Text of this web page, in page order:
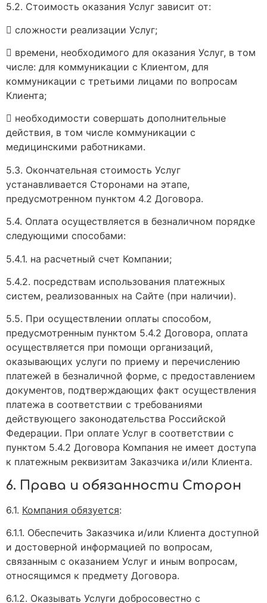
5.2. Стоимость оказания Услуг зависит от:
 сложности реализации Услуг;
 времени, необходимого для оказания Услуг, в том
числе: для коммуникации с Клиентом, для
коммуникации с третьими лицами по вопросам
Клиента;
 необходимости совершать дополнительные
действия, в том числе коммуникации с
медицинскими работниками.
5.3. Окончательная стоимость Услуг
устанавливается Сторонами на этапе,
предусмотренном пунктом 4.2 Договора.
5.4. Оплата осуществляется в безналичном порядке
следующими способами:
5.4.1. на расчетный счет Компании;
5.4.2. посредствам использования платежных
систем, реализованных на Сайте (при наличии).
5.5. При осуществлении оплаты способом,
предусмотренным пунктом 5.4.2 Договора, оплата
осуществляется при помощи организаций,
оказывающих услуги по приему и перечислению
платежей в безналичной форме, с предоставлением
документов, подтверждающих факт осуществления
платежа в соответствии с требованиями
действующего законодательства Российской
Федерации. При оплате Услуг в соответствии с
пунктом 5.4.2 Договора Компания не имеет доступа
к платежным реквизитам Заказчика и/или Клиента.
6. Права и обязанности Сторон
6.1. Компания обязуется:
6.1.1. Обеспечить Заказчика и/или Клиента доступной
и достоверной информацией по вопросам,
связанным с оказанием Услуг и иным вопросам,
относящимся к предмету Договора.
6.1.2. Оказывать Услуги добросовестно с